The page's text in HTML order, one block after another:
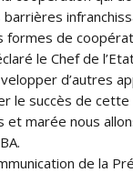
formes de
le Chef de
d’autres
le succès de
et marée nous
de la